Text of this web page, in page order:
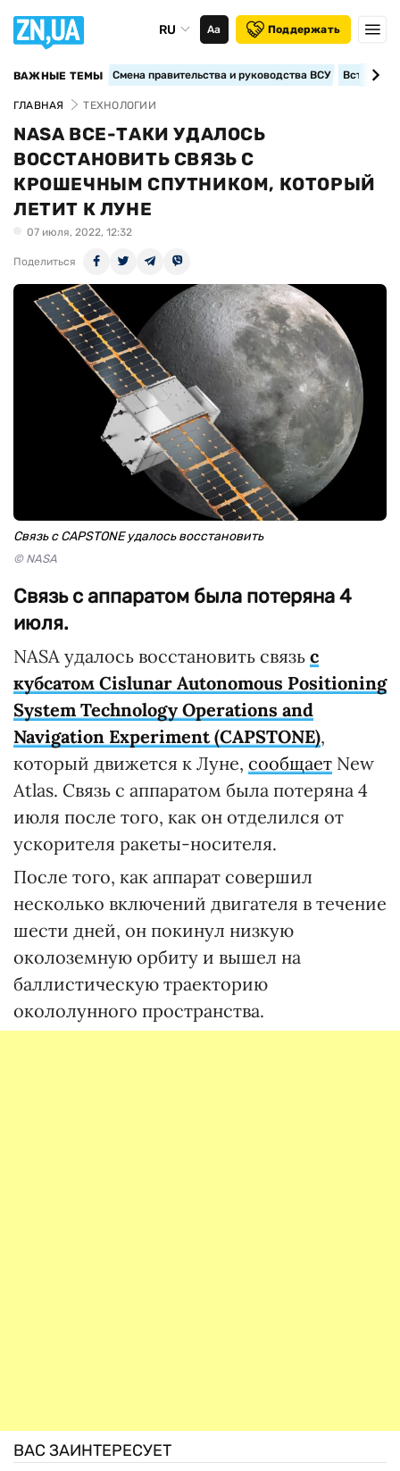
RU Аа Поддержать
ВАЖНЫЕ ТЕМЫ Смена правительства и руководства ВСУ
ГЛАВНАЯ ТЕХНОЛОГИИ
NASA ВСЕ-ТАКИ УДАЛОСЬ
ВОССТАНОВИТЬ СВЯЗЬ С
КРОШЕЧНЫМ СПУТНИКОМ, КОТОРЫЙ
ЛЕТИТ К ЛУНЕ
07 июля, 2022, 12:32
Поделиться
Связь с CAPSTONE удалось восстановить
© NASA
Связь с аппаратом была потеряна 4
июля.
NASA удалось восстановить связь с
кубсатом Cislunar Autonomous Positioning
System Technology Operations and
Navigation Experiment (CAPSTONE),
который движется к Луне, сообщает New
Atlas. Связь с аппаратом была потеряна 4
июля после того, как он отделился от
ускорителя ракеты-носителя.
После того, как аппарат совершил
несколько включений двигателя в течение
шести дней, он покинул низкую
околоземную орбиту и вышел на
баллистическую траекторию
окололунного пространства.
ВАС ЗАИНТЕРЕСУЕТ